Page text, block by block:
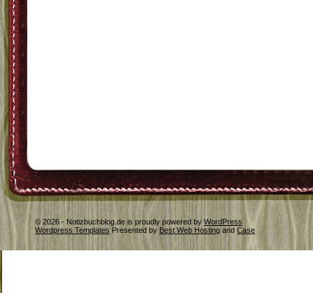
© 2026 - Notizbuchblog.de is proudly powered by WordPress
Wordpress Templates Presented by Best Web Hosting and Case